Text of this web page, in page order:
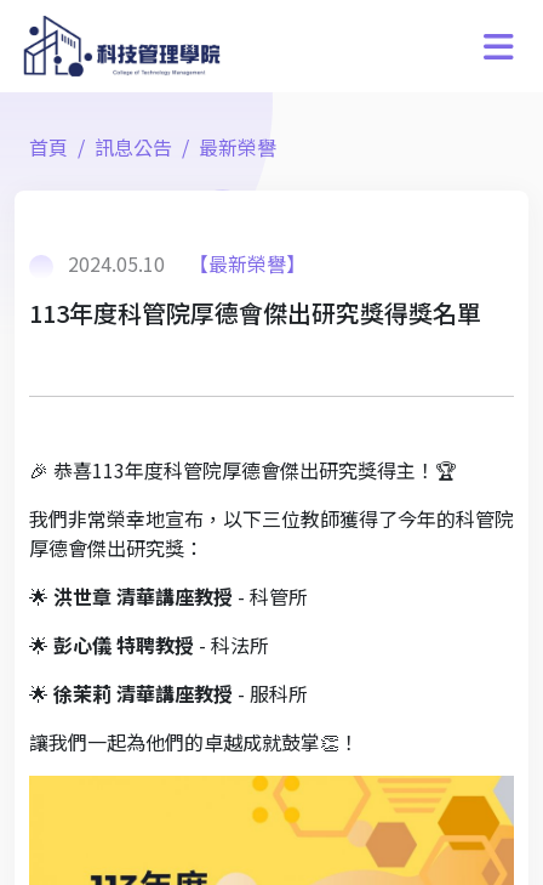
首頁 訊息公告 最新榮譽
2024.05.10 【最新榮譽】
113年度科管院厚德會傑出研究獎得獎名單
🎉 恭喜113年度科管院厚德會傑出研究獎得主！🏆
我們非常榮幸地宣布，以下三位教師獲得了今年的科管院
厚德會傑出研究獎：
🌟 洪世章 清華講座教授 - 科管所
🌟 彭心儀 特聘教授 - 科法所
🌟 徐茉莉 清華講座教授 - 服科所
讓我們一起為他們的卓越成就鼓掌👏！